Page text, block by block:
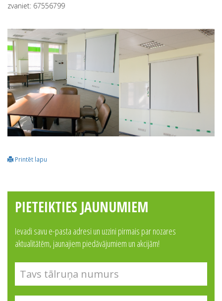
zvaniet: 67556799
Printēt lapu
PIETEIKTIES JAUNUMIEM
Ievadi savu e-pasta adresi un uzzini pirmais par nozares
aktualitātēm, jaunajiem piedāvājumiem un akcijām!